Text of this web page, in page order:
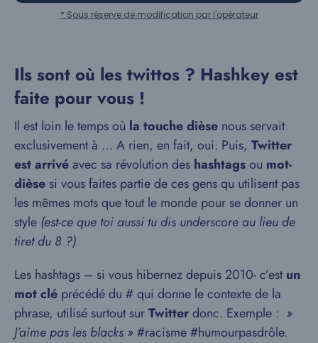
* Sous réserve de modification par l'opérateur
Ils sont où les twittos ? Hashkey est
faite pour vous !
Il est loin le temps où la touche dièse nous servait
exclusivement à … A rien, en fait, oui. Puis, Twitter
est arrivéavec sa révolution des hashtagsou mot-
dièse si vous faites partie de ces gens qu utilisent pas
les mêmes mots que tout le monde pour se donner un
style (est-ce que toi aussi tu dis underscore au lieu de
tiret du 8 ?)
Les hashtags – si vous hibernez depuis 2010- c’estun
mot clé précédé du # qui donne le contexte de la
phrase, utilisé surtout surTwitterdonc. Exemple : »
J’aime pas les blacks »#racisme #humourpasdrôle.